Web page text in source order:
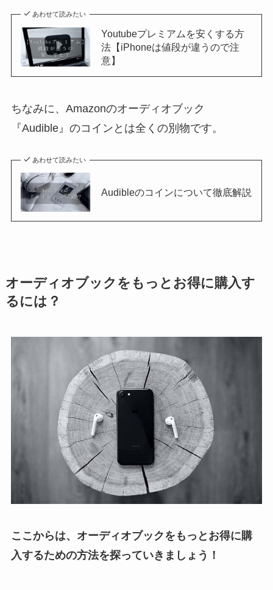
あわせて読みたい
Youtubeプレミアムを安くする方
法【iPhoneは値段が違うので注
意】
ちなみに、Amazonのオーディオブック
『Audible』のコインとは全くの別物です。
あわせて読みたい
Audibleのコインについて徹底解説
オーディオブックをもっとお得に購入す
るには？
ここからは、オーディオブックをもっとお得に購
入するための方法を探っていきましょう！